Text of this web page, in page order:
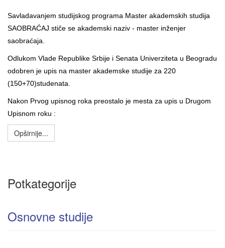
Savladavanjem studijskog programa Master akademskih studija
SAOBRAĆAJ stiče se akademski naziv - master inženjer
saobraćaja.
Odlukom Vlade Republike Srbije i Senata Univerziteta u Beogradu
odobren je upis na master akademske studije za 220
(150+70)studenata.
Nakon Prvog upisnog roka preostalo je mesta za upis u Drugom
Upisnom roku :
Opširnije...
Potkategorije
Osnovne studije